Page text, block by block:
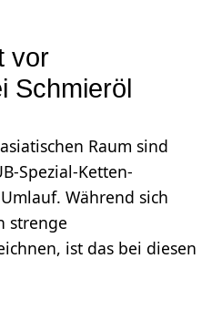
vor
Schmieröl
Raum sind
Spezial-Ketten-
Während sich
strenge
ist das bei diesen